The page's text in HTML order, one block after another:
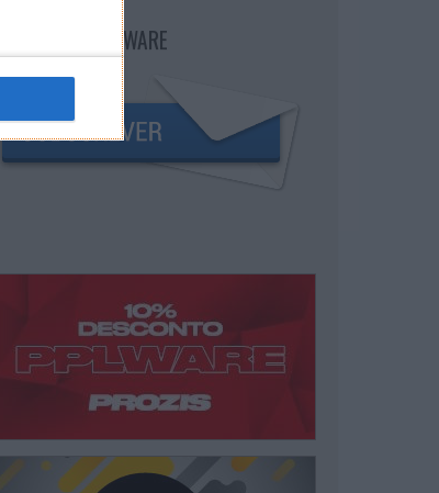
NEWSLETTER PPLWARE